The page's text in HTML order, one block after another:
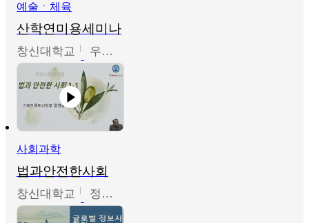
예술ㆍ체육
산학연미용세미나
창신대학교 우미옥,오윤경,박선이
사회과학
법과안전한사회
창신대학교 정연균